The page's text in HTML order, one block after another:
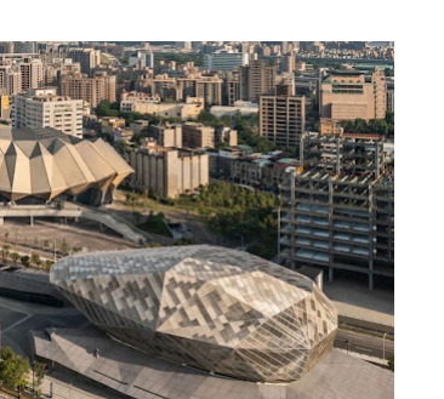
награды «Серебряная пирамида глобального
году. Концепция «Jardins Secrets» — это
стремились объединить память о военном